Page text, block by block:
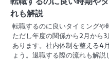
れも解説
転職するのに良いタイミングや
ただし年度の関係から2月から
あります。社内体制を整える4
ょう。退職する際の流れも解説